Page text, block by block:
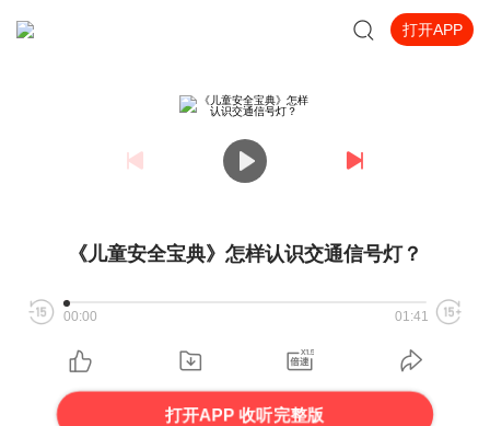
打开APP
《儿童安全宝典》怎样认识交通信号灯？
00:00 01:41
打开APP 收听完整版